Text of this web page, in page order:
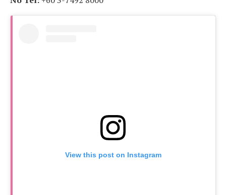
View this post on Instagram